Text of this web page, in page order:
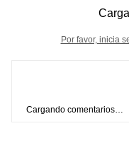
Por favor, inicia
Cargando comentarios…